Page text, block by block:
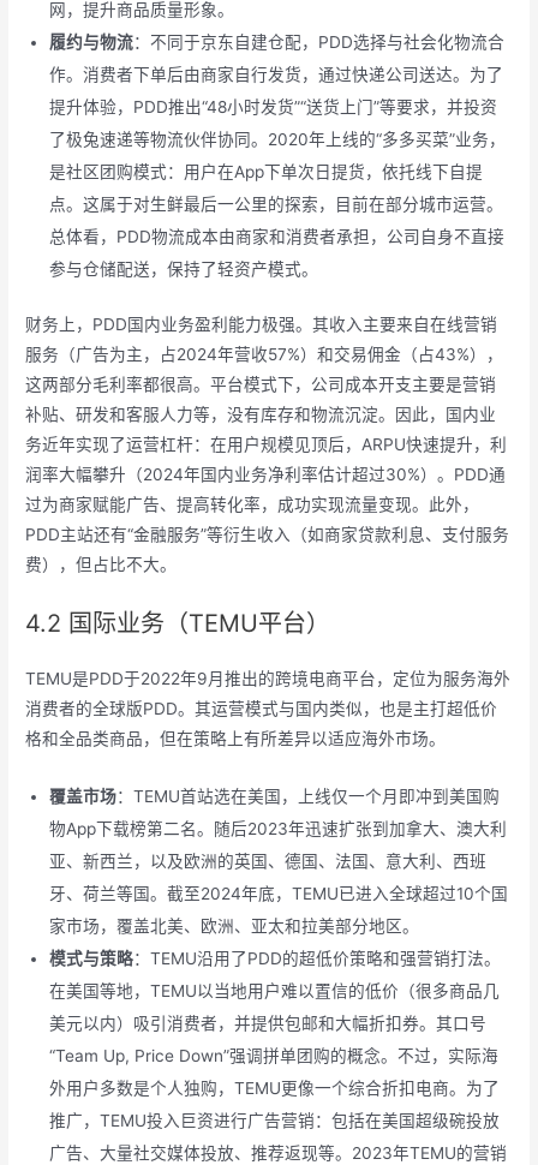
网，提升商品质量形象。
履约与物流：不同于京东自建仓配，PDD选择与社会化物流合
作。消费者下单后由商家自行发货，通过快递公司送达。为了
提升体验，PDD推出“48小时发货”“送货上门”等要求，并投资
了极兔速递等物流伙伴协同。2020年上线的“多多买菜”业务，
是社区团购模式：用户在App下单次日提货，依托线下自提
点。这属于对生鲜最后一公里的探索，目前在部分城市运营。
总体看，PDD物流成本由商家和消费者承担，公司自身不直接
参与仓储配送，保持了轻资产模式。
财务上，PDD国内业务盈利能力极强。其收入主要来自在线营销
服务（广告为主，占2024年营收57%）和交易佣金（占43%），
这两部分毛利率都很高。平台模式下，公司成本开支主要是营销
补贴、研发和客服人力等，没有库存和物流沉淀。因此，国内业
务近年实现了运营杠杆：在用户规模见顶后，ARPU快速提升，利
润率大幅攀升（2024年国内业务净利率估计超过30%）。PDD通
过为商家赋能广告、提高转化率，成功实现流量变现。此外，
PDD主站还有“金融服务”等衍生收入（如商家贷款利息、支付服务
费），但占比不大。
4.2 国际业务（TEMU平台）
TEMU是PDD于2022年9月推出的跨境电商平台，定位为服务海外
消费者的全球版PDD。其运营模式与国内类似，也是主打超低价
格和全品类商品，但在策略上有所差异以适应海外市场。
覆盖市场：TEMU首站选在美国，上线仅一个月即冲到美国购
物App下载榜第二名。随后2023年迅速扩张到加拿大、澳大利
亚、新西兰，以及欧洲的英国、德国、法国、意大利、西班
牙、荷兰等国。截至2024年底，TEMU已进入全球超过10个国
家市场，覆盖北美、欧洲、亚太和拉美部分地区。
模式与策略：TEMU沿用了PDD的超低价策略和强营销打法。
在美国等地，TEMU以当地用户难以置信的低价（很多商品几
美元以内）吸引消费者，并提供包邮和大幅折扣券。其口号
“Team Up, Price Down”强调拼单团购的概念。不过，实际海
外用户多数是个人独购，TEMU更像一个综合折扣电商。为了
推广，TEMU投入巨资进行广告营销：包括在美国超级碗投放
广告、大量社交媒体投放、推荐返现等。2023年TEMU的营销